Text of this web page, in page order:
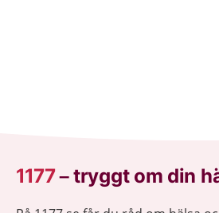
1177–tryggt om din